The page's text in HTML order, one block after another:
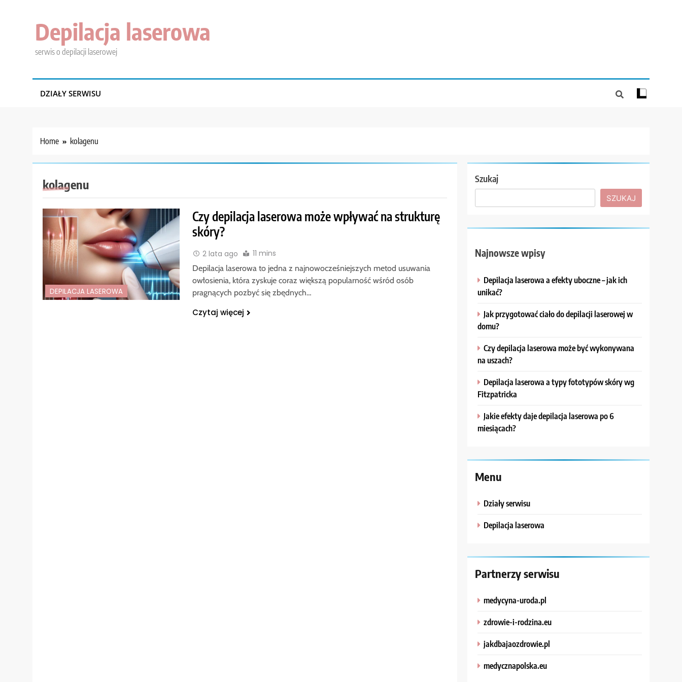
Depilacja laserowa
serwis o depilacji laserowej
DZIAŁY SERWISU
Home kolagenu
kolagenu
DEPILACJA LASEROWA
Czy depilacja laserowa może wpływać na strukturę
skóry?
2 lata ago 11 mins
Depilacja laserowa to jedna z najnowocześniejszych metod usuwania
owłosienia, która zyskuje coraz większą popularność wśród osób
pragnących pozbyć się zbędnych…
Czytaj więcej
Szukaj
SZUKAJ
Najnowsze wpisy
Depilacja laserowa a efekty uboczne – jak ich
unikać?
Jak przygotować ciało do depilacji laserowej w
domu?
Czy depilacja laserowa może być wykonywana
na uszach?
Depilacja laserowa a typy fototypów skóry wg
Fitzpatricka
Jakie efekty daje depilacja laserowa po 6
miesiącach?
Menu
Działy serwisu
Depilacja laserowa
Partnerzy serwisu
medycyna-uroda.pl
zdrowie-i-rodzina.eu
jakdbajaozdrowie.pl
medycznapolska.eu